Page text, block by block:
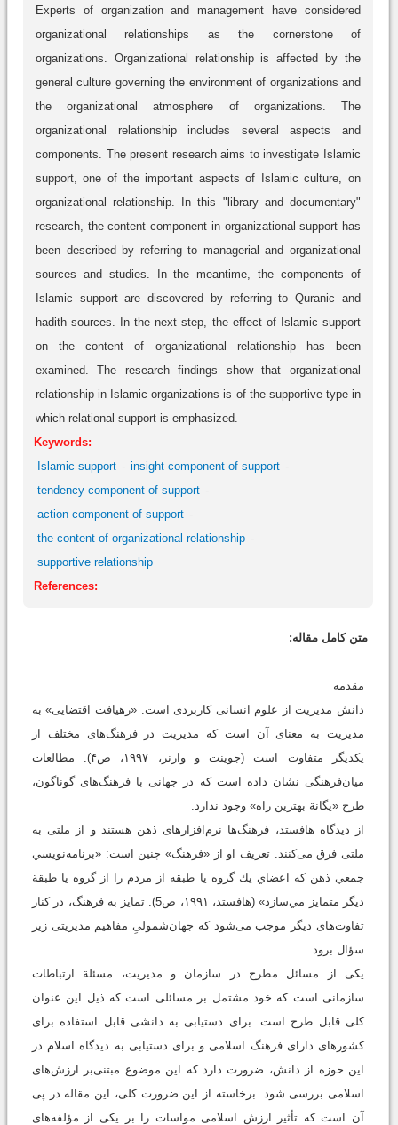
Experts of organization and management have considered
organizational relationships as the cornerstone of
organizations. Organizational relationship is affected by the
general culture governing the environment of organizations and
the organizational atmosphere of organizations. The
organizational relationship includes several aspects and
components. The present research aims to investigate Islamic
support, one of the important aspects of Islamic culture, on
organizational relationship. In this "library and documentary"
research, the content component in organizational support has
been described by referring to managerial and organizational
sources and studies. In the meantime, the components of
Islamic support are discovered by referring to Quranic and
hadith sources. In the next step, the effect of Islamic support
on the content of organizational relationship has been
examined. The research findings show that organizational
relationship in Islamic organizations is of the supportive type in
which relational support is emphasized.
Keywords:
Islamic support
insight component of support
tendency component of support
action component of support
the content of organizational relationship
supportive relationship
References:
متن کامل مقاله:
مقدمه
دانش مدیریت از علوم انسانی کاربردی است. «رهیافت اقتضایی» به
مدیریت به معنای آن است که مدیریت در فرهنگ‌های مختلف از
یکدیگر متفاوت است (جوینت و وارنر، ۱۹۹۷، ص‌۴). مطالعات
میان‌فرهنگی نشان داده است که در جهانی با فرهنگ‌های گوناگون،
طرح «یگانة بهترین راه» وجود ندارد.
از دیدگاه هافستد، فرهنگ‌ها نرم‌افزارهای ذهن هستند و از ملتی به
ملتی فرق می‌کنند. تعریف او از «فرهنگ» چنین است: «برنامه‌نويسي
جمعي ذهن كه اعضاي يك گروه يا طبقه از مردم را از گروه يا طبقة
ديگر متمايز مي‌سازد» ‏‏(هافستد، ۱۹۹۱، ص5). تمایز به فرهنگ، در کنار
تفاوت‌های دیگر موجب می‌شود که جهان‌شمولیِ مفاهیم مدیریتی زیر
سؤال برود.
یکی از مسائل مطرح در سازمان و مدیریت، مسئلة ارتباطات
سازمانی است که خود مشتمل بر مسائلی است که ذیل این عنوان
کلی قابل طرح است. برای دستیابی به دانشی قابل استفاده برای
کشورهای دارای فرهنگ اسلامی و برای دستیابی به دیدگاه اسلام در
این حوزه از دانش، ضرورت دارد که این موضوع مبتنی‌بر ارزش‌های
اسلامی بررسی شود. برخاسته از این ضرورت کلی، این مقاله در پی
آن است که تأثیر ارزش اسلامی مواسات را بر یکی از مؤلفه‌های